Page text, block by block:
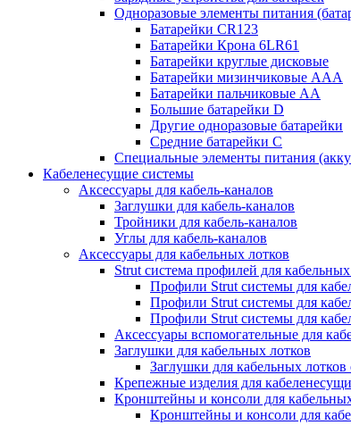
Одноразовые элементы питания
Батарейки CR123
Батарейки Крона 6LR61
Батарейки круглые дисковые
Батарейки мизинчиковые ААА
Батарейки пальчиковые АА
Большие батарейки D
Другие одноразовые батарейки
Средние батарейки C
Специальные элементы питания
Кабеленесущие системы
Аксессуары для кабель-каналов
Заглушки для кабель-каналов
Тройники для кабель-каналов
Углы для кабель-каналов
Аксессуары для кабельных лотков
Strut система профилей для
Профили Strut системы для
Профили Strut системы для
Профили Strut системы для
Аксессуары вспомогательные для
Заглушки для кабельных лотков
Заглушки для кабельных
Крепежные изделия для
Кронштейны и консоли для
Кронштейны и консоли для